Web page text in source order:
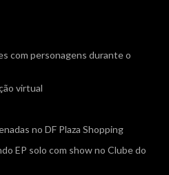
com personagens durante o
virtual
no DF Plaza Shopping
EP solo com show no Clube do